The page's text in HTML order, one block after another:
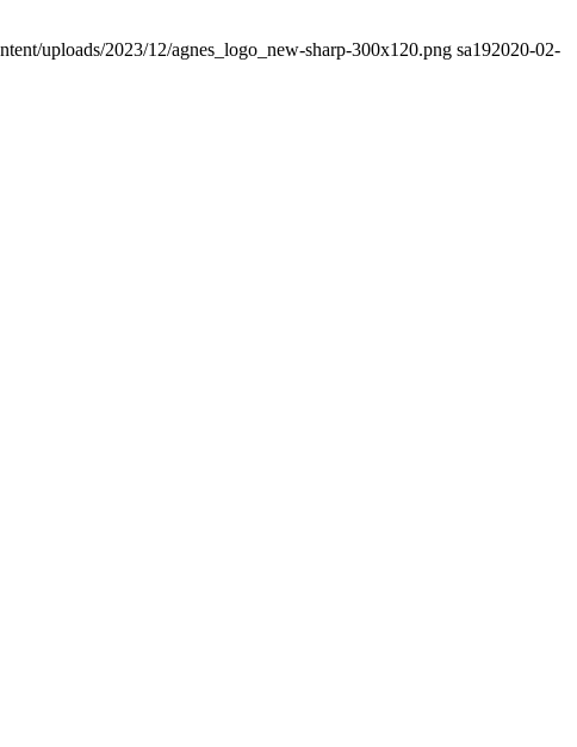
uploads/2023/12/agnes_logo_new-sharp-300x120.png sa192020-02-